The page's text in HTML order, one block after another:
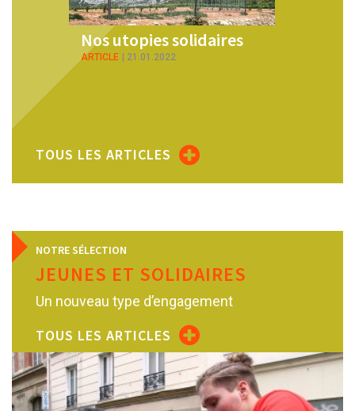
Les récits de solidarités
ARTICLE
TOUS LES ARTICLES
NOTRE SÉLECTION
JEUNES ET SOLIDAIRES
Un nouveau type d’engagement
TOUS LES ARTICLES